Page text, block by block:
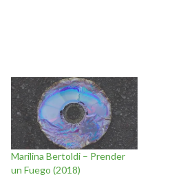
Marilina Bertoldi – Prender
un Fuego (2018)